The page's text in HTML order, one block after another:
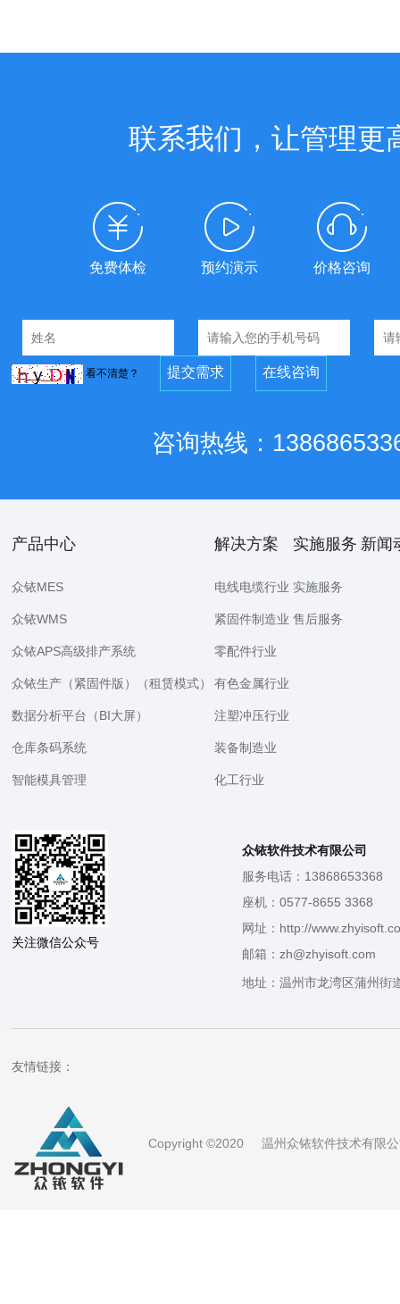
联系我们，让管理更
免费体检 预约演示 价格咨询
看不清楚？
咨询热线：
产品中心
众铱MES
众铱WMS
众铱APS高级排产系统
众铱生产（紧固件版）（租赁模式）
数据分析平台（BI大屏）
仓库条码系统
智能模具管理
解决方案
电线电缆行业
紧固件制造业
零配件行业
有色金属行业
注塑冲压行业
装备制造业
化工行业
实施服务
实施服务
售后服务
新闻
关注微信公众号
众铱软件技术有限公司
服务电话：13868653368
座机：0577-8655 3368
网址：http://
邮箱：zh@zhyisoft.com
地址：温州市龙湾区蒲州街
友情链接：
Copyright ©2020 温州众铱软件技术有